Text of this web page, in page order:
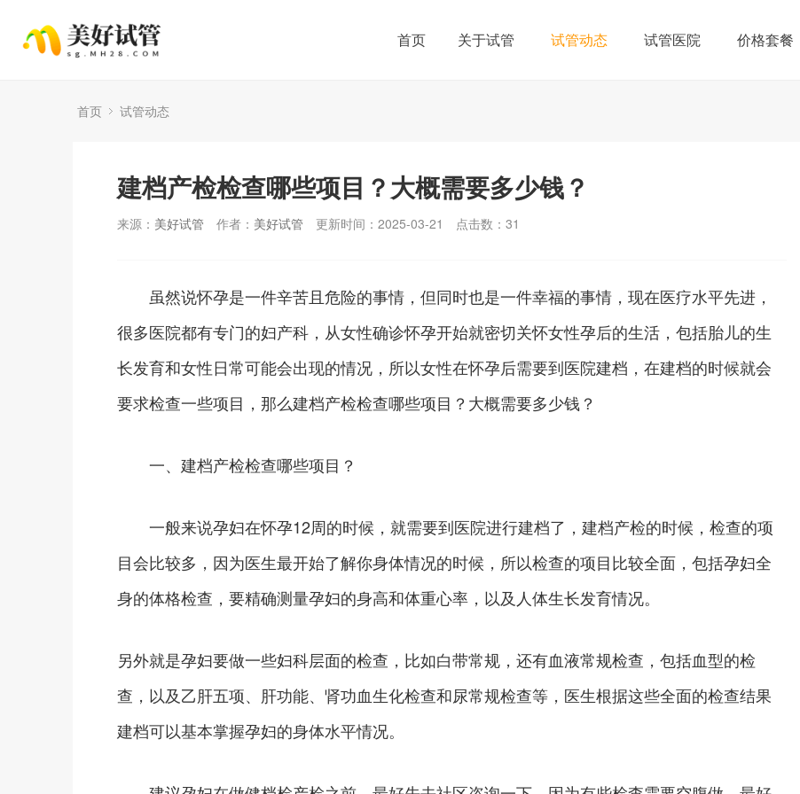
首页 关于试管 试管动态 试管医院 价格套餐
首页 试管动态
建档产检检查哪些项目？大概需要多少钱？
来源： 美好试管 作者： 美好试管 更新时间：2025-03-21 点击数： 31
虽然说怀孕是一件辛苦且危险的事情，但同时也是一件幸福的事情，现在医疗水平先进，
很多医院都有专门的妇产科，从女性确诊怀孕开始就密切关怀女性孕后的生活，包括胎儿的生
长发育和女性日常可能会出现的情况，所以女性在怀孕后需要到医院建档，在建档的时候就会
要求检查一些项目，那么建档产检检查哪些项目？大概需要多少钱？
一、建档产检检查哪些项目？
一般来说孕妇在怀孕12周的时候，就需要到医院进行建档了，建档产检的时候，检查的项
目会比较多，因为医生最开始了解你身体情况的时候，所以检查的项目比较全面，包括孕妇全
身的体格检查，要精确测量孕妇的身高和体重心率，以及人体生长发育情况。
另外就是孕妇要做一些妇科层面的检查，比如白带常规，还有血液常规检查，包括血型的检
查，以及乙肝五项、肝功能、肾功血生化检查和尿常规检查等，医生根据这些全面的检查结果
建档可以基本掌握孕妇的身体水平情况。